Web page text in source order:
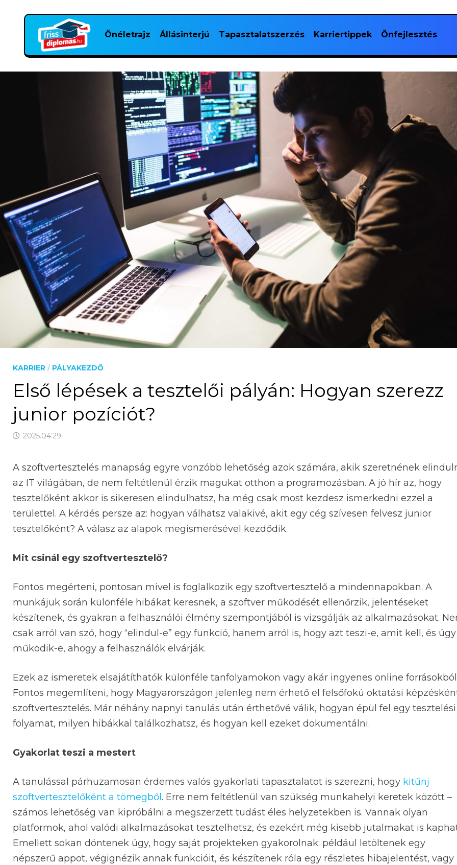
Önéletrajz Állásinterjú Tapasztalatszerzés Karriertippek Önfejlesztés
KARRIER / PÁLYAKEZDŐ
Első lépések a tesztelői pályán: Hogyan szerezz
junior pozíciót?
2025.04.29.
A szoftvertesztelés manapság egyre vonzóbb lehetőség azok számára, akik szeretnének
az IT világában, de nem feltétlenül érzik magukat otthon a programozásban. A jó hír az, hogy
tesztelőként akkor is sikeresen elindulhatsz, ha még csak most kezdesz ismerkedni ezzel a
területtel. A kérdés persze az: hogyan válhatsz valakivé, akit egy cég szívesen felvesz junior
tesztelőként? A válasz az alapok megismerésével kezdődik.
Mit csinál egy szoftvertesztelő?
Fontos megérteni, pontosan mivel is foglalkozik egy szoftvertesztelő a mindennapokban. A
munkájuk során különféle hibákat keresnek, a szoftver működését ellenőrzik, jelentéseket
készítenek, és gyakran a felhasználói élmény szempontjából is vizsgálják az alkalmazásokat.
csak arról van szó, hogy “elindul-e” egy funkció, hanem arról is, hogy azt teszi-e, amit kell, és úgy
működik-e, ahogy a felhasználók elvárják.
Ezek az ismeretek elsajátíthatók különféle tanfolyamokon vagy akár ingyenes online forrásokból
Fontos megemlíteni, hogy Magyarországon jelenleg nem érhető el felsőfokú oktatási
szoftvertesztelés. Már néhány napnyi tanulás után érthetővé válik, hogyan épül fel egy tesztelési
folyamat, milyen hibákkal találkozhatsz, és hogyan kell ezeket dokumentálni.
Gyakorlat teszi a mestert
A tanulással párhuzamosan érdemes valós gyakorlati tapasztalatot is szerezni, hogy kitűnj
szoftvertesztelőként a tömegből . Erre nem feltétlenül van szükség munkahelyi keretek között –
számos lehetőség van kipróbálni a megszerzett tudást éles helyzetekben is. Vannak olyan
platformok, ahol valódi alkalmazásokat tesztelhetsz, és ezekért még kisebb jutalmakat is
Emellett sokan döntenek úgy, hogy saját projekteken gyakorolnak: például letöltenek egy
népszerű appot, végignézik annak funkcióit, és készítenek róla egy részletes hibajelentést, vagy